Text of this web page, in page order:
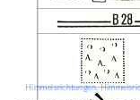
Himmelsrichtungen,